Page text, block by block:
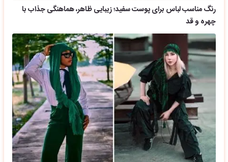
رنگ مناسب لباس برای پوست سفید؛ زیبایی ظاهر، هماهنگی جذاب با
چهره و قد